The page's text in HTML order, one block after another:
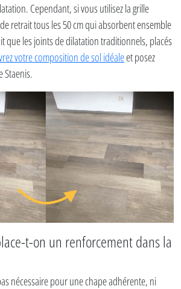
Cependant, si vous utilisez la grille
retrait tous les 50 cm qui absorbent ensemble
que les joints de dilatation traditionnels, placés
votre composition de sol idéaleet posez
Staenis.
t-on un renforcement dans la
nécessaire pour une chape adhérente, ni